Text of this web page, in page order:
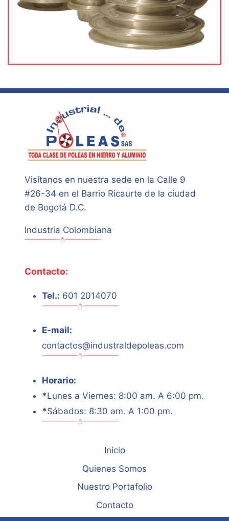
Visítanos en nuestra sede en la Calle 9
#26-34 en el Barrio Ricaurte de la ciudad
de Bogotá D.C.
Industria Colombiana
Contacto:
Tel.: 601 2014070
E-mail:
contactos@industraldepoleas.com
Horario:
*Lunes a Viernes: 8:00 am. A 6:00 pm.
*Sábados: 8:30 am. A 1:00 pm.
Inicio
Quienes Somos
Nuestro Portafolio
Contacto